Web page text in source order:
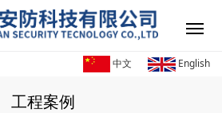
中文 English
工程案例